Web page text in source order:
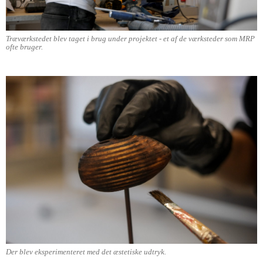
Træværkstedet blev taget i brug under projektet - et af de værksteder som MRP
ofte bruger.
Der blev eksperimenteret med det æstetiske udtryk.